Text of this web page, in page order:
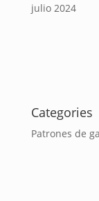
julio 2024
Categories
Patrones de